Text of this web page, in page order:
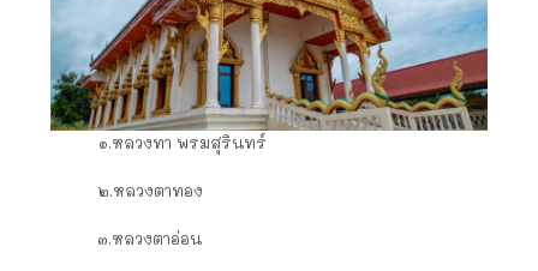
๑.หลวงทา พรมสุรินทร์
๒.หลวงตาทอง
๓.หลวงตาอ่อน